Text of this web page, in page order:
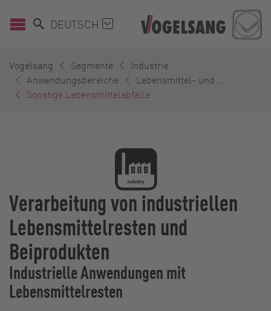
DEUTSCH
Vogelsang Segmente
Industrie
Anwendungsbereiche
Lebensmittel- und...
Sonstige Lebensmittelabfälle
Verarbeitung von industriellen
Lebensmittelresten und
Beiprodukten
Industrielle Anwendungen mit
Lebensmittelresten